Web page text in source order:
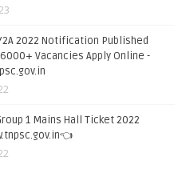
2A 2022 Notification Published
6000+ Vacancies Apply Online -
1 Mains Hall Ticket 2022